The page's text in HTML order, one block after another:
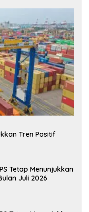
Tren Positif
Tetap Menunjukkan
Juli 2026